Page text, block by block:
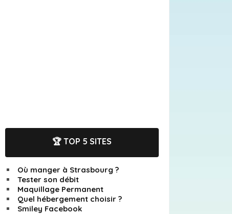
🏆 TOP 5 SITES
Où manger à Strasbourg ?
Tester son débit
Maquillage Permanent
Quel hébergement choisir ?
Smiley Facebook